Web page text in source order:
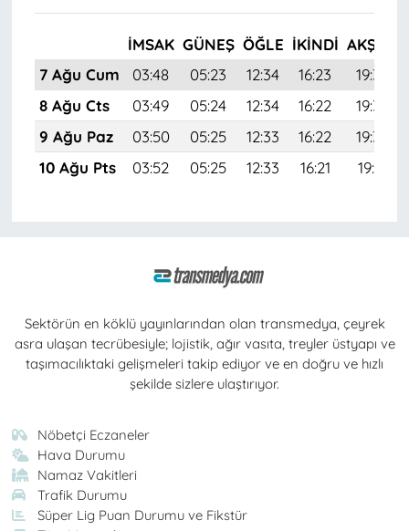
İMSAK GÜNEŞ ÖĞLE İKINDI AKŞAM
7 Ağu Cum
03:48 05:23 12:34 16:23
19:35
8 Ağu Cts
03:49 05:24 12:34 16:22
19:33
9 Ağu Paz
03:50 05:25 12:33 16:22
19:32
10 Ağu Pts
03:52 05:25 12:33 16:21 19:31
Sektörün en köklü yayınlarından olan transmedya, çeyrek
asra ulaşan tecrübesiyle; lojistik, ağır vasıta, treyler üstyapı ve
taşımacılıktaki gelişmeleri takip ediyor ve en doğru ve hızlı
şekilde sizlere ulaştırıyor.
Nöbetçi Eczaneler
Hava Durumu
Namaz Vakitleri
Trafik Durumu
Süper Lig Puan Durumu ve Fikstür